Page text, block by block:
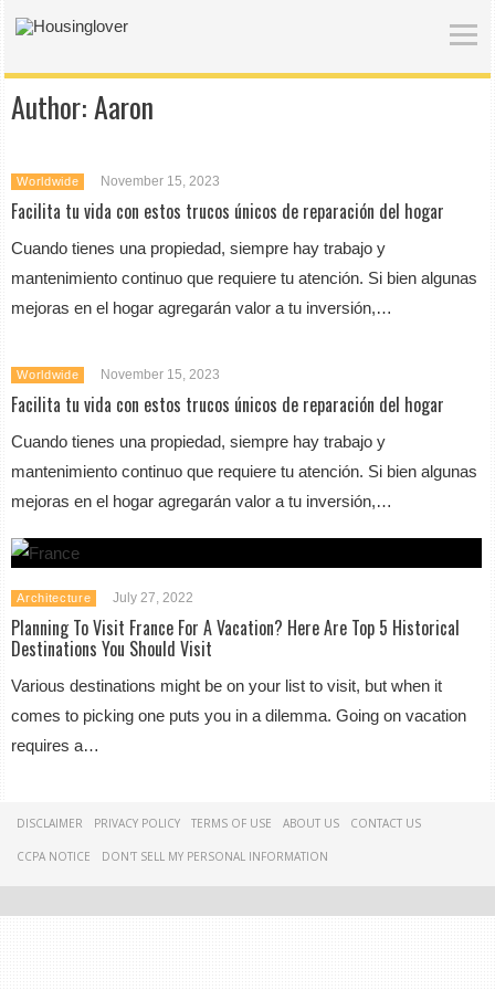
Author:Aaron
Worldwide November 15, 2023
Facilita tu vida con estos trucos únicos de reparación del hogar
Cuando tienes una propiedad, siempre hay trabajo y
mantenimiento continuo que requiere tu atención. Si bien algunas
mejoras en el hogar agregarán valor a tu inversión,…
Worldwide November 15, 2023
Facilita tu vida con estos trucos únicos de reparación del hogar
Cuando tienes una propiedad, siempre hay trabajo y
mantenimiento continuo que requiere tu atención. Si bien algunas
mejoras en el hogar agregarán valor a tu inversión,…
Architecture July 27, 2022
Planning To Visit France For A Vacation? Here Are Top 5 Historical
Destinations You Should Visit
Various destinations might be on your list to visit, but when it
comes to picking one puts you in a dilemma. Going on vacation
requires a…
DISCLAIMER PRIVACY POLICY TERMS OF USE ABOUT US CONTACT US
CCPA NOTICE DON'T SELL MY PERSONAL INFORMATION